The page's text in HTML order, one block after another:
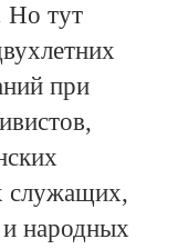
Но тут
при
служащих,
и народных